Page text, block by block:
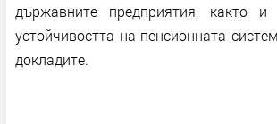
държавните предприятия, както
устойчивостта на пенсионната
докладите.